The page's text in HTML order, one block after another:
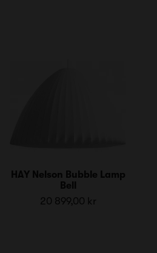
HAY Nelson Bubble Lamp
Bell
20 899,00 kr